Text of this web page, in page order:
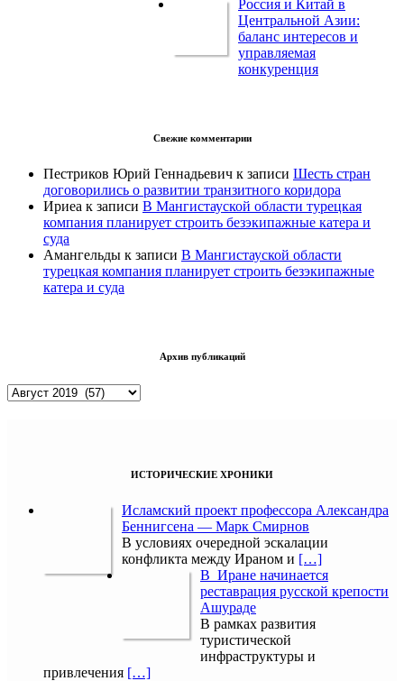
Россия и Китай в
Центральной Азии:
баланс интересов и
управляемая
конкуренция
Свежие комментарии
Пестриков Юрий Геннадьевич к записи Шесть стран
договорились о развитии транзитного коридора
Ириеа к записи В Мангистауской области турецкая
компания планирует строить безэкипажные катера и
суда
Амангельды к записи В Мангистауской области
турецкая компания планирует строить безэкипажные
катера и суда
Архив публикаций
Архив
ИСТОРИЧЕСКИЕ ХРОНИКИ
Исламский проект профессора Александра
Беннигсена — Марк Смирнов
В условиях очередной эскалации
конфликта между Ираном и […]
В Иране начинается
реставрация русской крепости
Ашураде
В рамках развития
туристической
инфраструктуры и
привлечения […]